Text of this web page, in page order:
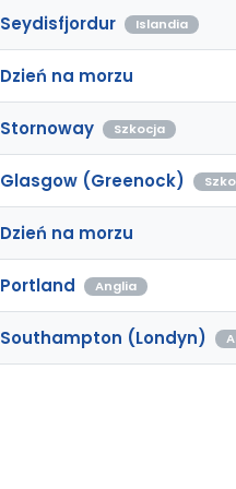
Seydisfjordur Islandia
Dzień na morzu
Stornoway Szkocja
Glasgow (Greenock)
Dzień na morzu
Portland Anglia
Southampton (Londyn)